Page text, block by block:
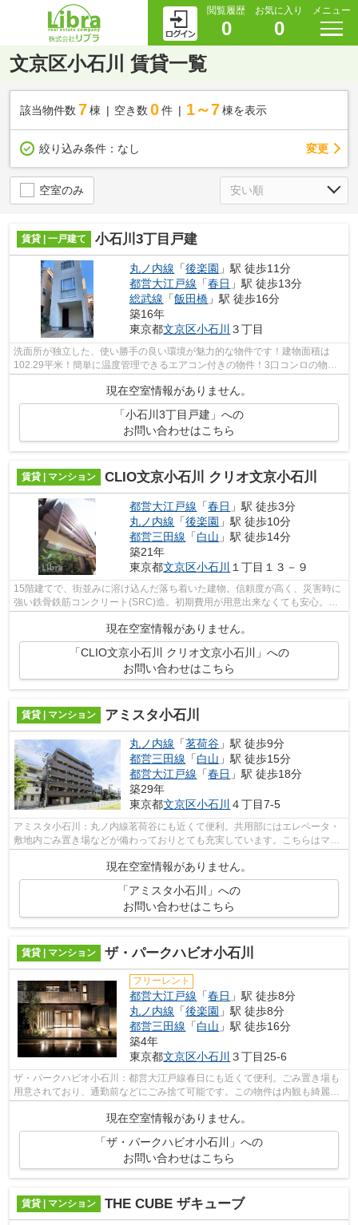
閲覧履歴
0
お気に入り
0
メニュー
文京区小石川 賃貸一覧
該当物件数 7棟 空き数 0 件 1～7 棟を表示
絞り込み条件： なし 変更
空室のみ
賃貸 | 一戸建て 小石川3丁目戸建
丸ノ内線 「後楽園 」駅 徒歩11分
都営大江戸線 「春日 」駅 徒歩13分
総武線 「飯田橋 」駅 徒歩16分
築16年
東京都文京区小石川 ３丁目
洗面所が独立した、使い勝手の良い環境が魅力的な物件です！建物面積は
102.29平米！簡単に温度管理できるエアコン付きの物件！3口コンロの物件
は手間のかかる料理もまとめて作れるので...
現在空室情報がありません。
「小石川3丁目戸建」への
お問い合わせはこちら
賃貸 | マンション CLIO文京小石川 クリオ文京小石川
都営大江戸線 「春日 」駅 徒歩3分
丸ノ内線 「後楽園 」駅 徒歩10分
都営三田線 「白山 」駅 徒歩14分
築21年
東京都文京区小石川 １丁目１３－９
15階建てで、街並みに溶け込んだ落ち着いた建物。信頼度が高く、災害時に
強い鉄骨鉄筋コンクリート(SRC)造。初期費用が用意出来なくても安心。カ
現在空室情報がありません。
「CLIO文京小石川 クリオ文京小石川」への
お問い合わせはこちら
賃貸 | マンション アミスタ小石川
丸ノ内線 「茗荷谷 」駅 徒歩9分
都営三田線 「白山 」駅 徒歩15分
都営大江戸線 「春日 」駅 徒歩18分
築29年
東京都文京区小石川 ４丁目7-5
アミスタ小石川：丸ノ内線茗荷谷にも近くて便利。共用部にはエレベータ・
敷地内ごみ置き場などが備わっておりとても充実しています。こちらはマン
現在空室情報がありません。
「アミスタ小石川」への
お問い合わせはこちら
賃貸 | マンション ザ・パークハビオ小石川
フリーレント
都営大江戸線 「春日 」駅 徒歩8分
丸ノ内線 「後楽園 」駅 徒歩8分
都営三田線 「白山 」駅 徒歩16分
築4年
東京都文京区小石川 ３丁目25-6
ザ・パークハビオ小石川：都営大江戸線春日にも近くて便利。ごみ置き場も
用意されており、通勤前などにごみ捨て可能です。この物件は内観も綺麗で
設備も充実した、2021年築となってい...
現在空室情報がありません。
「ザ・パークハビオ小石川」への
お問い合わせはこちら
賃貸 | マンション THE CUBE ザキューブ